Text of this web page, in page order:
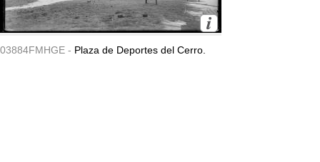
03884FMHGE - Plaza de Deportes del Cerro.